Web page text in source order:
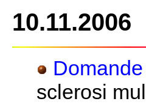
10.11.2006
sclerosi